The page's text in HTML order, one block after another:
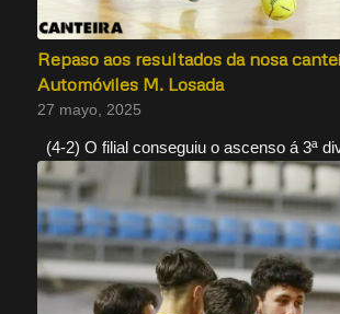
Repaso aos resultados da nosa
Automóviles M. Losada
27 mayo, 2025
(4-2) O filial conseguiu o ascenso á 3ª